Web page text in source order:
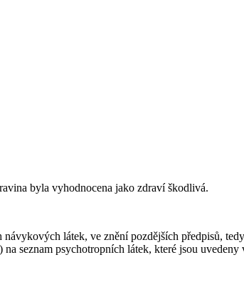
byla vyhodnocena jako zdraví škodlivá.
látek, ve znění pozdějších předpisů,
seznam psychotropních látek, které jsou